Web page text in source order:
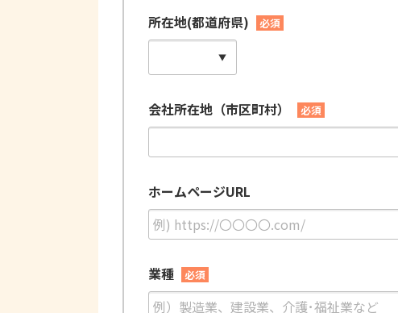
所在地(都道府県) 必須
会社所在地（市区町村） 必須
ホームページURL
業種 必須